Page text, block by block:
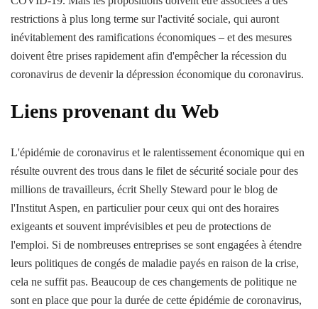
restrictions à plus long terme sur l'activité sociale, qui auront
inévitablement des ramifications économiques – et des mesures
doivent être prises rapidement afin d'empêcher la récession du
coronavirus de devenir la dépression économique du coronavirus.
Liens provenant du Web
L'épidémie de coronavirus et le ralentissement économique qui en
résulte ouvrent des trous dans le filet de sécurité sociale pour des
millions de travailleurs, écrit Shelly Steward pour le blog de
l'Institut Aspen, en particulier pour ceux qui ont des horaires
exigeants et souvent imprévisibles et peu de protections de
l'emploi. Si de nombreuses entreprises se sont engagées à étendre
leurs politiques de congés de maladie payés en raison de la crise,
cela ne suffit pas. Beaucoup de ces changements de politique ne
sont en place que pour la durée de cette épidémie de coronavirus,